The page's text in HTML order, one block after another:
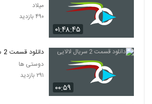
۰۱:۴۸:۴۵
میلاد
۴۹۰ بازدید
۰۰:۵۹
دانلود قسمت 2 سریال لالایی
دوستی ها
۲۹۱ بازدید